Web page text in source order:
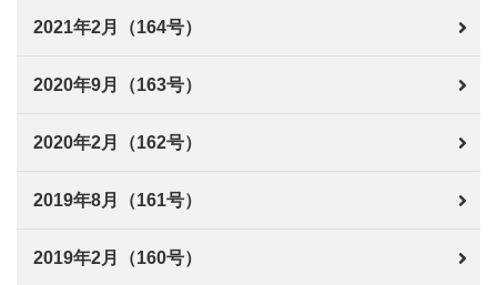
2021年2月（164号）
2020年9月（163号）
2020年2月（162号）
2019年8月（161号）
2019年2月（160号）